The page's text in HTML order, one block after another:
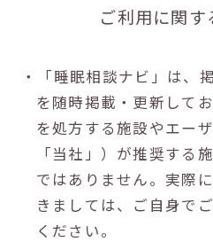
ご利用に関
・「睡眠相談ナビ」は、
を随時掲載・更新して
を処方する施設やエー
「当社」）が推奨する
ではありません。実際
きましては、ご自身で
ください。